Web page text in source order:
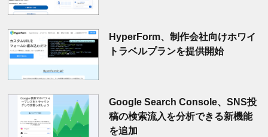
HyperForm、制作会社向けホワイ
トラベルプランを提供開始
Google Search Console、SNS投
稿の検索流入を分析できる新機能
を追加